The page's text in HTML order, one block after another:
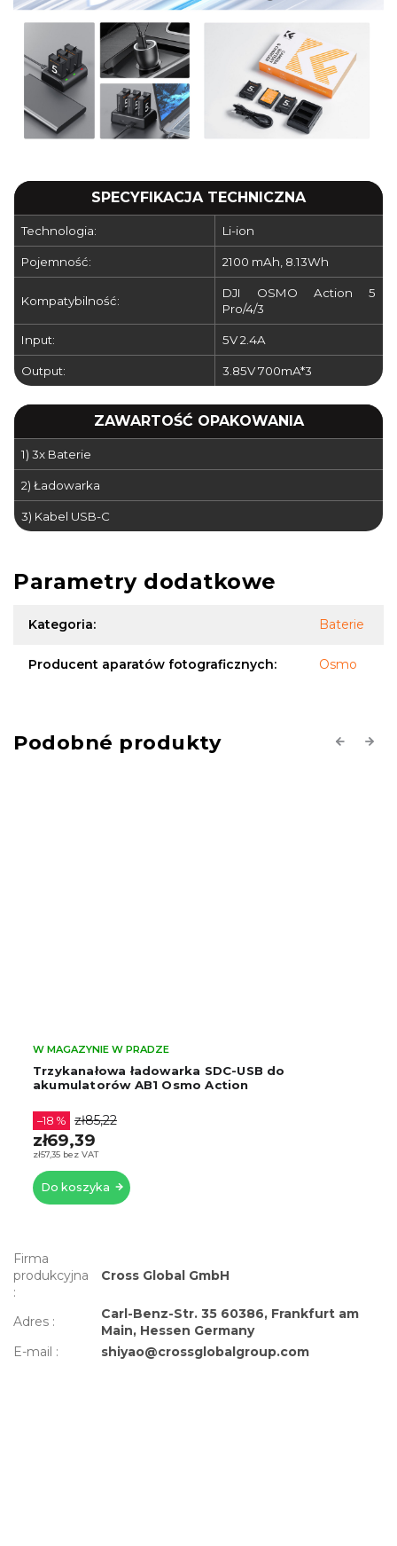
SPECYFIKACJA TECHNICZNA
Technologia: Li-ion
Pojemność: 2100 mAh, 8.13Wh
Kompatybilność:
DJI OSMO Action 5
Pro/4/3
Input: 5V 2.4A
Output: 3.85V 700mA*3
ZAWARTOŚĆ OPAKOWANIA
1) 3x Baterie
2) Ładowarka
3) Kabel USB-C
Parametry dodatkowe
Kategoria: Baterie
Producent aparatów fotograficznych: Osmo
Previous
Trzykanałowa ładowarka SDC-USB do
akumulatorów AB1 Osmo Action
W MAGAZYNIE W PRADZE
zł57,35 bez VAT
–18 % zł85,22
zł69,39
Do koszyka
Next
Firma
produkcyjna
:
Cross Global GmbH
Adres :
Carl-Benz-Str. 35 60386, Frankfurt am
Main, Hessen Germany
E-mail : shiyao@crossglobalgroup.com